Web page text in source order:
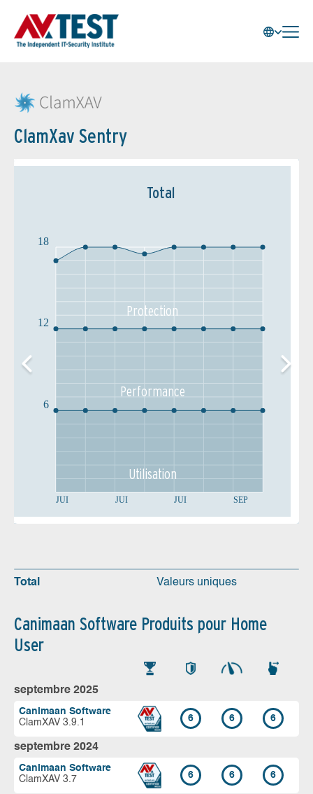
ClamXav Sentry
Total
JUI JUI JUI SEP
6
12
18
Protection
Performance
Utilisation
Total Valeurs uniques
Canimaan Software Produits pour Home
User
septembre 2025
Canimaan Software
ClamXAV 3.9.1
6 6 6
septembre 2024
Canimaan Software
ClamXAV 3.7
6 6 6